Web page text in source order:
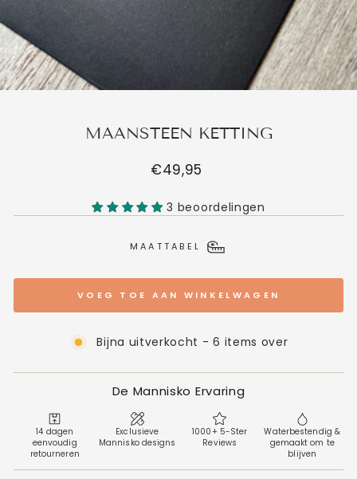
MAANSTEEN KETTING
Normale
€49,95
3 beoordelingen
MAATTABEL
VOEG TOE AAN WINKELWAGEN
Bijna uitverkocht - 6 items over
De Mannisko Ervaring
14 dagen
eenvoudig
retourneren
Exclusieve
Mannisko designs
1000+ 5-Ster
Reviews
Waterbestendig &
gemaakt om te
blijven